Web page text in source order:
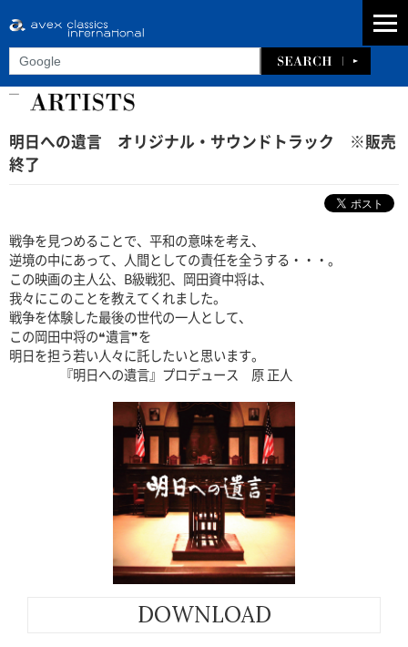
明日への遺言 オリジナル・サウンドトラック ※販売
終了
戦争を見つめることで、平和の意味を考え、
逆境の中にあって、人間としての責任を全うする・・・。
この映画の主人公、B級戦犯、岡田資中将は、
我々にこのことを教えてくれました。
戦争を体験した最後の世代の一人として、
この岡田中将の❝遺言❞を
明日を担う若い人々に託したいと思います。
『明日への遺言』プロデュース 原 正人
DOWNLOAD